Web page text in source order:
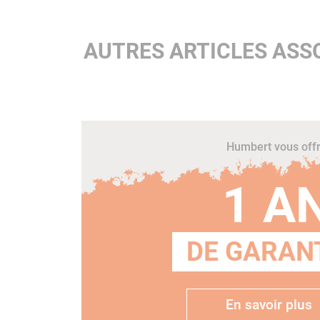
AUTRES ARTICLES
Humbert vous
1
DE
En savoir plus